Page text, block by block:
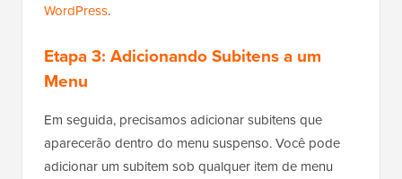
WordPress.
Etapa 3: Adicionando Subitens a um
Menu
Em seguida, precisamos adicionar subitens que
aparecerão dentro do menu suspenso. Você pode
adicionar um subitem sob qualquer item de menu